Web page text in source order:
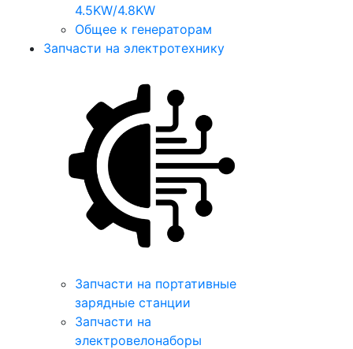
4.5KW/4.8KW
Общее к генераторам
Запчасти на электротехнику
Запчасти на портативные
зарядные станции
Запчасти на
электровелонаборы